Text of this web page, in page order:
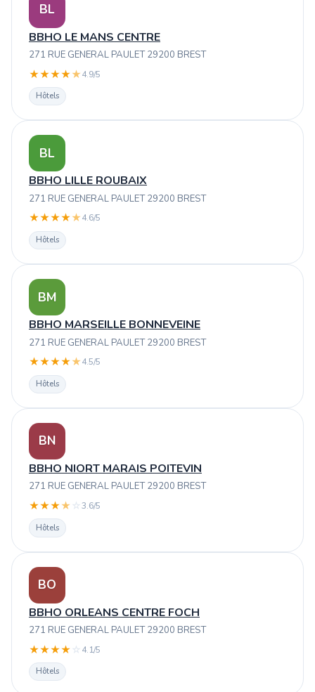
BL
BBHO LE MANS CENTRE
271 RUE GENERAL PAULET 29200 BREST
★★★★★4.9/5
Hôtels
BL
BBHO LILLE ROUBAIX
271 RUE GENERAL PAULET 29200 BREST
★★★★★4.6/5
Hôtels
BM
BBHO MARSEILLE BONNEVEINE
271 RUE GENERAL PAULET 29200 BREST
★★★★★4.5/5
Hôtels
BN
BBHO NIORT MARAIS POITEVIN
271 RUE GENERAL PAULET 29200 BREST
★★★★ ☆3.6/5
Hôtels
BO
BBHO ORLEANS CENTRE FOCH
271 RUE GENERAL PAULET 29200 BREST
★★★★ ☆ 4.1/5
Hôtels